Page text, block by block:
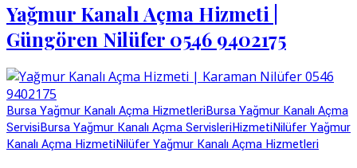
Yağmur Kanalı Açma Hizmeti |
Güngören Nilüfer 0546 9402175
Bursa Yağmur Kanalı Açma HizmetleriBursa Yağmur Kanalı Açma
ServisiBursa Yağmur Kanalı Açma ServisleriHizmetiNilüfer Yağmur
Kanalı Açma HizmetiNilüfer Yağmur Kanalı Açma Hizmetleri